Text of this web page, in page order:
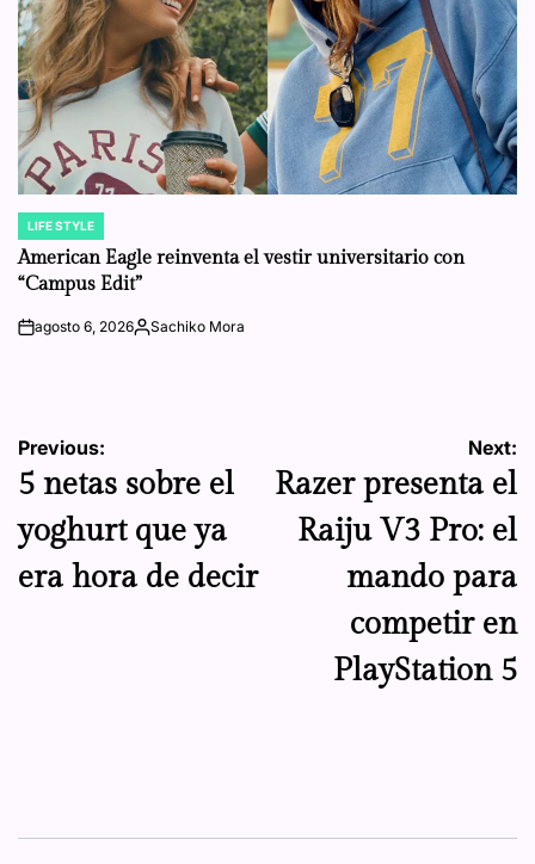
POSTED
IN
LIFE STYLE
American Eagle reinventa el vestir universitario con
“Campus Edit”
onagosto 6, 2026Posted
Sachiko Mora
Navegación
de
entradas
Previous:
5 netas sobre el
yoghurt que ya
era hora de decir
Next:
Razer presenta el
Raiju V3 Pro: el
mando para
competir en
PlayStation 5